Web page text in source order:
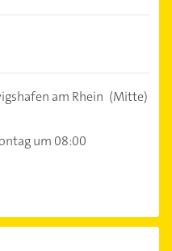
am Rhein (Mitte)
um 08:00